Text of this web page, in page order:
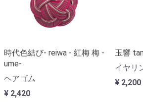
時代色結び- reiwa - 紅梅 梅 -
ume-
ヘアゴム
¥ 2,420
玉響
イヤリ
¥ 2,200